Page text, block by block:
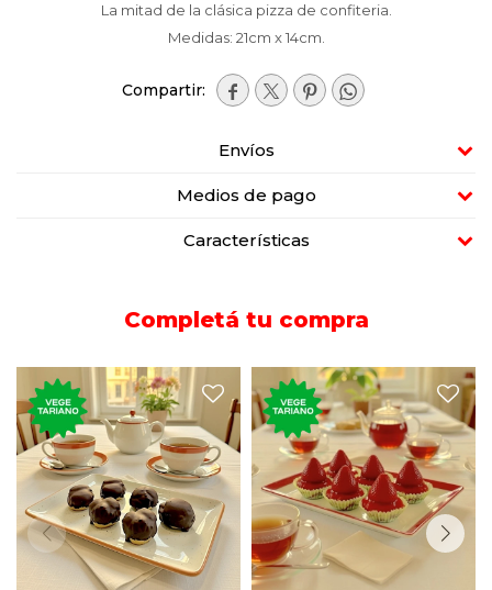
La mitad de la clásica pizza de confiteria.
Medidas: 21cm x 14cm.
   
Envíos
Medios de pago
Características
Completá tu compra
250 gramos de bombitas de
dulce de leche bañadas en
chocolate
250 gramos de masitas de
frutilla con crema pastelera.